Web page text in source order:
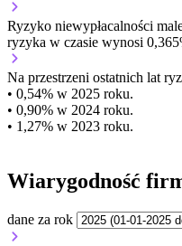
Ryzyko niewypłacalności
ryzyka w czasie wynosi
Na przestrzeni ostatnich lat
• 0,54% w 2025 roku.
• 0,90% w 2024 roku.
• 1,27% w 2023 roku.
Wiarygodność
dane za rok